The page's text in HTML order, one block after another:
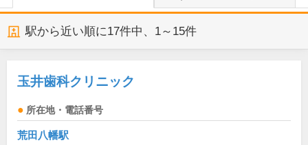
駅から近い順に17件中、 1～15件
玉井歯科クリニック
所在地・電話番号
荒田八幡駅